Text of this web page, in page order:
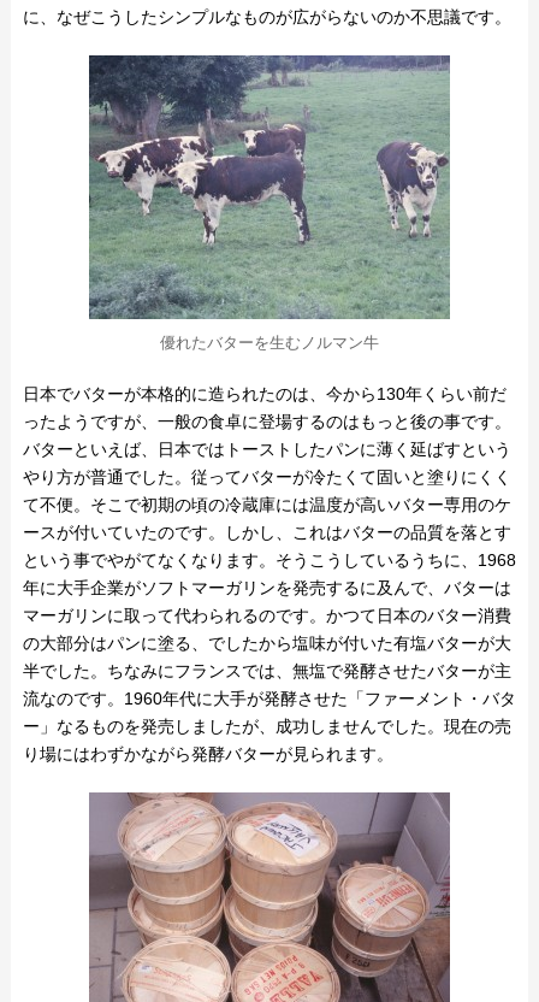
に、なぜこうしたシンプルなものが広がらないのか不思議です。
優れたバターを生むノルマン牛
日本でバターが本格的に造られたのは、今から130年くらい前だ
ったようですが、一般の食卓に登場するのはもっと後の事です。
バターといえば、日本ではトーストしたパンに薄く延ばすという
やり方が普通でした。従ってバターが冷たくて固いと塗りにくく
て不便。そこで初期の頃の冷蔵庫には温度が高いバター専用のケ
ースが付いていたのです。しかし、これはバターの品質を落とす
という事でやがてなくなります。そうこうしているうちに、1968
年に大手企業がソフトマーガリンを発売するに及んで、バターは
マーガリンに取って代わられるのです。かつて日本のバター消費
の大部分はパンに塗る、でしたから塩味が付いた有塩バターが大
半でした。ちなみにフランスでは、無塩で発酵させたバターが主
流なのです。1960年代に大手が発酵させた「ファーメント・バタ
ー」なるものを発売しましたが、成功しませんでした。現在の売
り場にはわずかながら発酵バターが見られます。